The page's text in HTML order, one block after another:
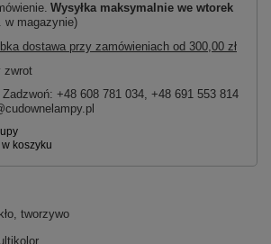
Wysyłka maksymalnie we wtorek
w magazynie)
dostawa przy zamówieniach od 300,00 zł
zwrot
+48 608 781 034, +48 691 553 814
tworzywo